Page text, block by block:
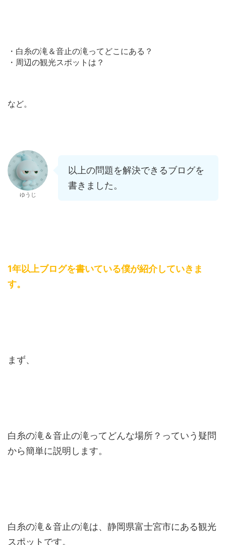
・白糸の滝＆音止の滝ってどこにある？
・周辺の観光スポットは？
など。
ゆうじ
以上の問題を解決できるブログを
書きました。
1年以上ブログを書いている僕が紹介していきま
す。
まず、
白糸の滝＆音止の滝ってどんな場所？っていう疑問
から簡単に説明します。
白糸の滝＆音止の滝は、静岡県富士宮市にある観光
スポットです。